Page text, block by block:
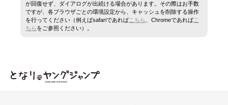
が回復せず、ダイアログが出続ける場合があります。その際はお手数
ですが、各ブラウザごとの環境設定から、キャッシュを削除する操作
を行ってください（例えばsafariであれば こちら 、Chromeであれば こ
ちら をご参照ください）。
となりのヤングジャンプ